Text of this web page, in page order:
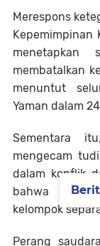
Merespons
Kepemimpinan
membatalkan
menuntut
Yaman dalam
Sementara
mengecam
dalam konflik
bahwa
kelompok
Perang